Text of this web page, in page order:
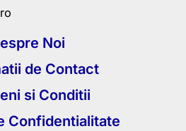
Noi
de Contact
si Conditii
Confidentialitate